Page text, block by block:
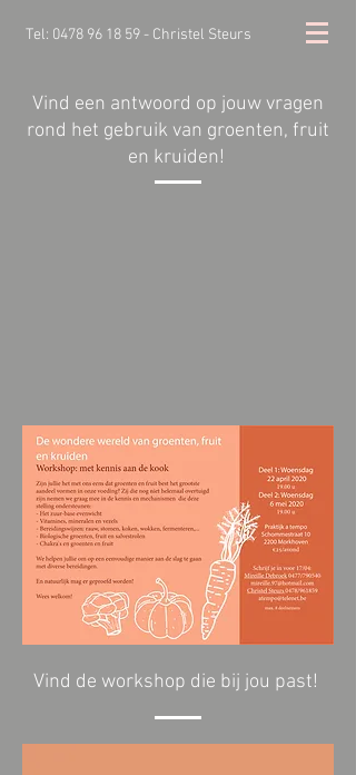
Tel: 0478 96 18 59 - Christel Steurs
Vind een antwoord op jouw vragen
rond het gebruik van groenten, fruit
en kruiden!
Vind de workshop die bij jou past!